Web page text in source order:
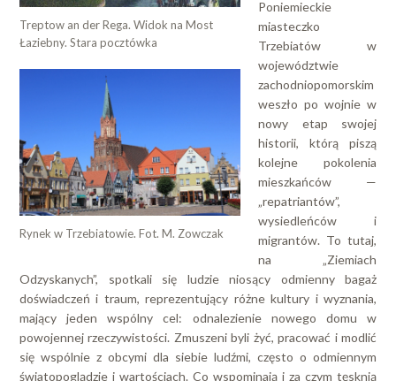
Treptow an der Rega. Widok na Most
Łaziebny. Stara pocztówka
Rynek w Trzebiatowie. Fot. M. Zowczak
Poniemieckie
miasteczko
Trzebiatów w
województwie
zachodniopomorskim
weszło po wojnie w
nowy etap swojej
historii, którą piszą
kolejne pokolenia
mieszkańców —
„repatriantów”,
wysiedleńców i
migrantów. To tutaj,
na „Ziemiach
Odzyskanych”, spotkali się ludzie niosący odmienny bagaż
doświadczeń i traum, reprezentujący różne kultury i wyznania,
mający jeden wspólny cel: odnalezienie nowego domu w
powojennej rzeczywistości. Zmuszeni byli żyć, pracować i modlić
się wspólnie z obcymi dla siebie ludźmi, często o odmiennym
światopoglądzie i wartościach. Co wspominają i za czym tęsknią